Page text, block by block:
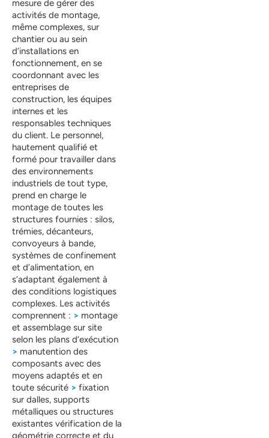
mesure de gérer des
activités de montage,
même complexes, sur
chantier ou au sein
d’installations en
fonctionnement, en se
coordonnant avec les
entreprises de
construction, les équipes
internes et les
responsables techniques
du client. Le personnel,
hautement qualifié et
formé pour travailler dans
des environnements
industriels de tout type,
prend en charge le
montage de toutes les
structures fournies : silos,
trémies, décanteurs,
convoyeurs à bande,
systèmes de confinement
et d’alimentation, en
s’adaptant également à
des conditions logistiques
complexes. Les activités
comprennent : > montage
et assemblage sur site
selon les plans d’exécution
> manutention des
composants avec des
moyens adaptés et en
toute sécurité > fixation
sur dalles, supports
métalliques ou structures
existantes vérification de la
géométrie correcte et du